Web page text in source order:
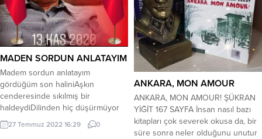
MADEN SORDUN ANLATAYIM
Madem sordun anlatayım
gördüğüm son haliniAşkın
cenderesinde sıkılmış bir
haldeydiDilinden hiç düşürmüyor
unutmamış o seniGidişin deprem
olmuş yıkılmış bir haldeydi
27 Temmuz 2022 16:29 0
ANKARA, MON AMOUR
ANKARA, MON AMOUR! ŞÜKRAN
YİĞİT 167 SAYFA İnsan nasıl bazı
kitapları çok severek okusa da, bir
süre sonra neler olduğunu unutur